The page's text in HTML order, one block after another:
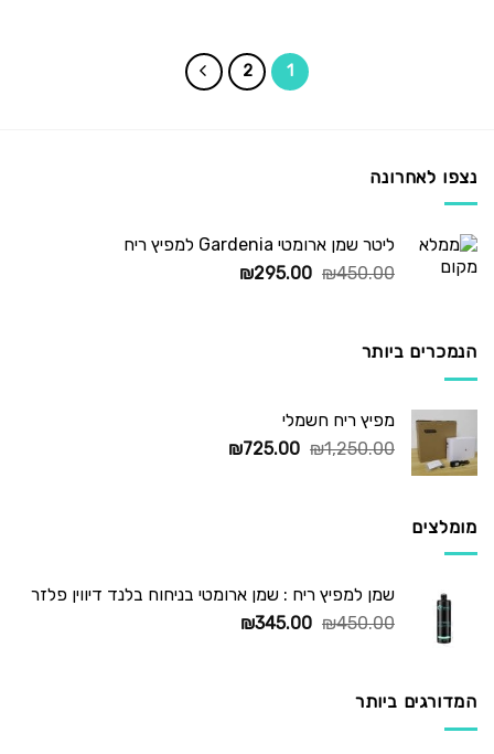
1
2
נצפו לאחרונה
ליטר שמן ארומטי Gardenia למפיץ ריח
₪450.00
המחיר
₪295.00
המחיר
הנמכרים ביותר
מפיץ ריח חשמלי
₪1,250.00
המחיר
₪725.00
המחיר
מומלצים
שמן למפיץ ריח : שמן ארומטי בניחוח בלנד דיווין פלזר
₪450.00
המחיר
₪345.00
המחיר
המדורגים ביותר